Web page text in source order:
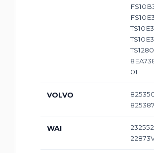
FS10E3,
TS10E3,
TS1280,
01
VOLVO
WAI